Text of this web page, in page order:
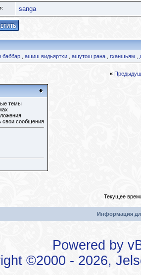
sanga
баббар ашиш видьяртхи ашутош рана гханшьям
«
темы
свои сообщения
Текущее
Информация
Powered by
©2000 - 2026,